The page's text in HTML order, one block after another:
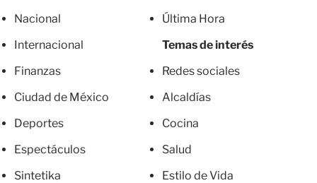
Nacional
Internacional
Finanzas
Ciudad de México
Deportes
Espectáculos
Sintetika
Última Hora
Temas de interés
Redes sociales
Alcaldías
Cocina
Salud
Estilo de Vida